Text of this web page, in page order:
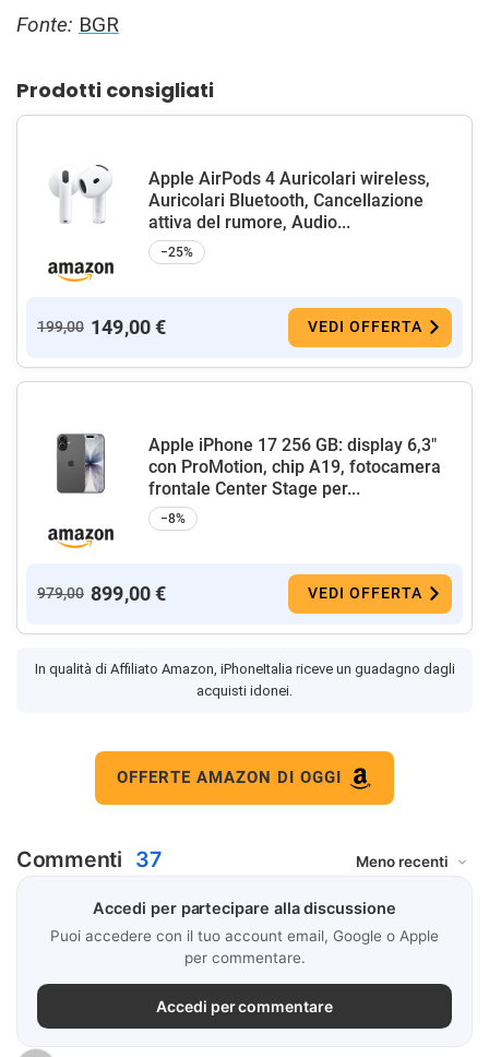
Fonte: BGR
Prodotti consigliati
Apple AirPods 4 Auricolari wireless,
Auricolari Bluetooth, Cancellazione
attiva del rumore, Audio...
−25%
199,00 149,00 € VEDI OFFERTA
Apple iPhone 17 256 GB: display 6,3"
con ProMotion, chip A19, fotocamera
frontale Center Stage per...
−8%
979,00 899,00 € VEDI OFFERTA
In qualità di Affiliato Amazon, iPhoneItalia riceve un guadagno dagli
acquisti idonei.
OFFERTE AMAZON DI OGGI
Commenti 37
Accedi per partecipare alla discussione
Puoi accedere con il tuo account email, Google o Apple
per commentare.
Accedi per commentare